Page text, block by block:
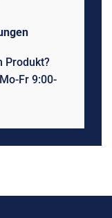
Produkt?
Fr 9:00-